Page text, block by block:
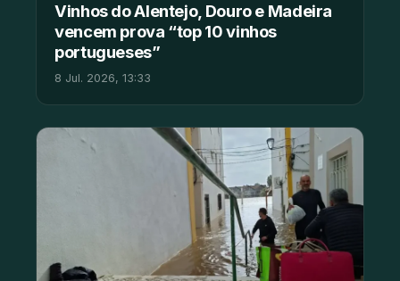
Vinhos do Alentejo, Douro e Madeira
vencem prova “top 10 vinhos
portugueses”
8 Jul. 2026, 13:33